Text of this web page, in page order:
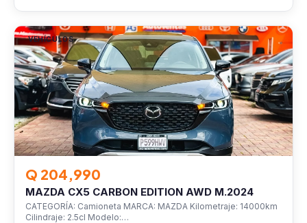
VEHÍCULOS
Q 204,990
MAZDA CX5 CARBON EDITION AWD M.2024
CATEGORÍA: Camioneta MARCA: MAZDA Kilometraje: 14000km
Cilindraje: 2.5cl Modelo:…